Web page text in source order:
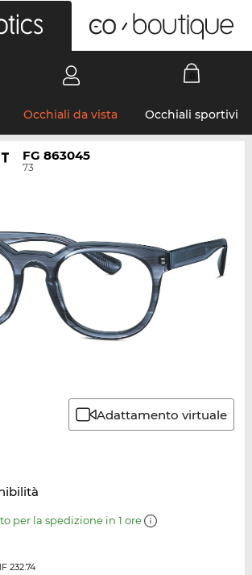
Occhiali da vista Occhiali sportivi
FG 863045
73
Adattamento virtuale
per la spedizione in 1 ore
232.74